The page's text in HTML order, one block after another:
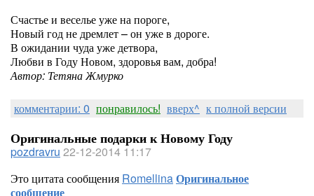
Счастье и веселье уже на пороге,
Новый год не дремлет – он уже в дороге.
В ожидании чуда уже детвора,
Любви в Году Новом, здоровья вам, добра!
Автор: Тетяна Жмурко
комментарии: 0 понравилось! вверх^ к полной версии
Оригинальные подарки к Новому Году
pozdravru 22-12-2014 11:17
Это цитата сообщения RomellinaОригинальное
сообщение